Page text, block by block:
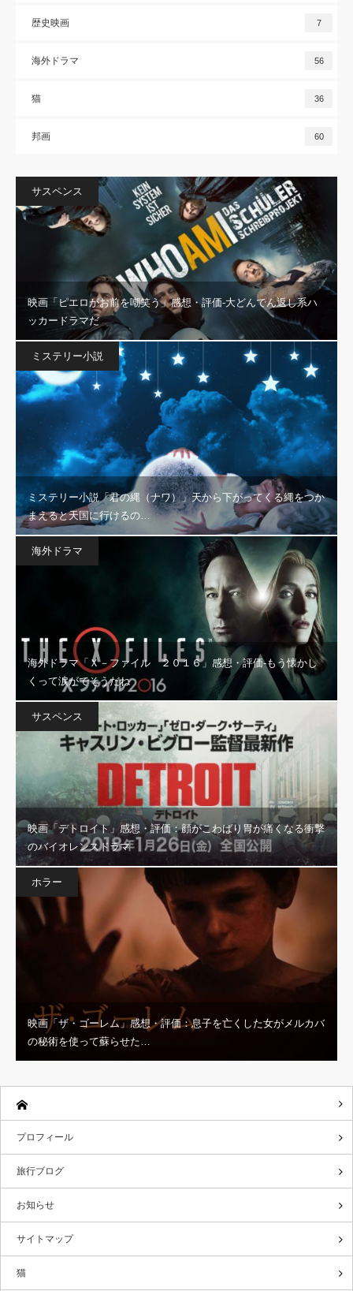
歴史映画 7
海外ドラマ 56
猫 36
邦画 60
サスペンス
映画「ピエロがお前を嘲笑う」感想・評価‐大どんでん返し系ハ
ッカードラマだ
ミステリー小説
ミステリー小説「君の縄（ナワ）」天から下がってくる縄をつか
まえると天国に行けるの…
海外ドラマ
海外ドラマ「Ｘ－ファイル ２０１６」感想・評価‐もう懐かし
くって涙がでそうだね
サスペンス
映画「デトロイト」感想・評価：顔がこわばり胃が痛くなる衝撃
のバイオレンスドラマ
ホラー
映画「ザ・ゴーレム」感想・評価：息子を亡くした女がメルカバ
の秘術を使って蘇らせた…
プロフィール
旅行ブログ
お知らせ
サイトマップ
猫